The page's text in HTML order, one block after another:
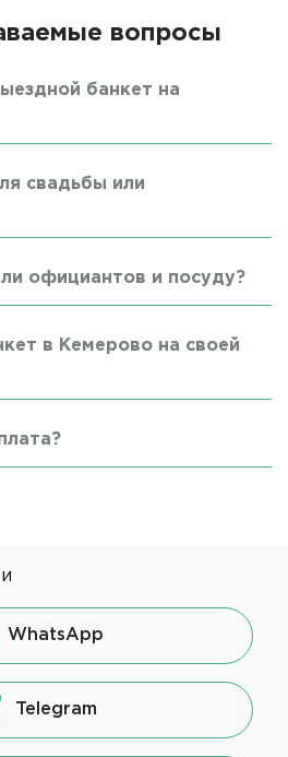
вопросы
банкет на
свадьбы или
официантов и посуду?
в Кемерово на своей
WhatsApp
Telegram